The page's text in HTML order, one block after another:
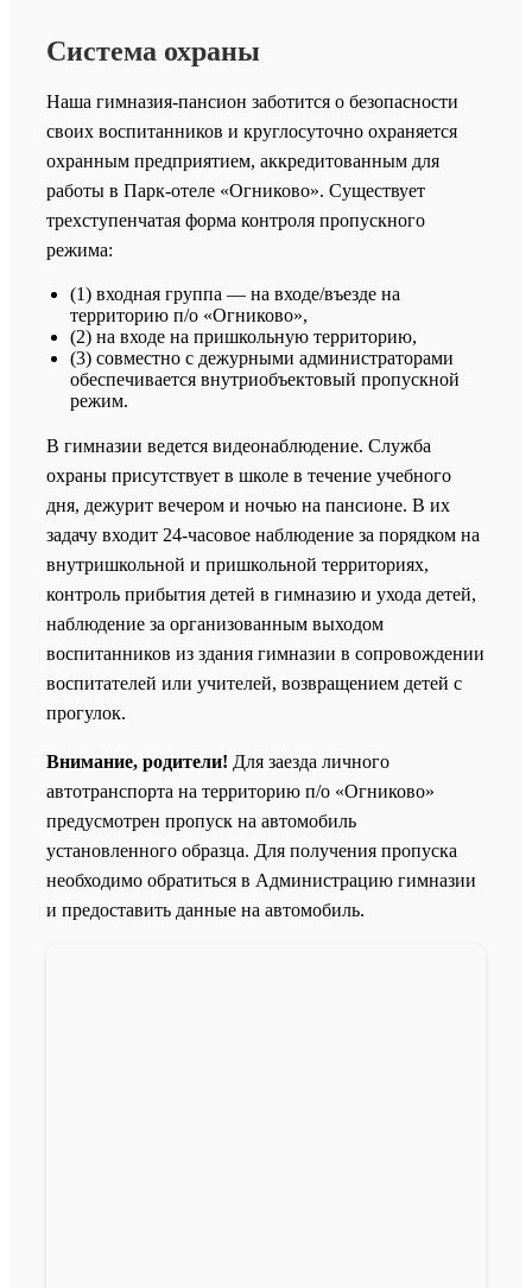
Система охраны
Наша гимназия-пансион заботится о безопасности
своих воспитанников и круглосуточно охраняется
охранным предприятием, аккредитованным для
работы в Парк-отеле «Огниково». Существует
трехступенчатая форма контроля пропускного
режима:
(1) входная группа — на входе/въезде на
территорию п/о «Огниково»,
(2) на входе на пришкольную территорию,
(3) совместно с дежурными администраторами
обеспечивается внутриобъектовый пропускной
режим.
В гимназии ведется видеонаблюдение. Служба
охраны присутствует в школе в течение учебного
дня, дежурит вечером и ночью на пансионе. В их
задачу входит 24-часовое наблюдение за порядком на
внутришкольной и пришкольной территориях,
контроль прибытия детей в гимназию и ухода детей,
наблюдение за организованным выходом
воспитанников из здания гимназии в сопровождении
воспитателей или учителей, возвращением детей с
прогулок.
Внимание, родители! Для заезда личного
автотранспорта на территорию п/о «Огниково»
предусмотрен пропуск на автомобиль
установленного образца. Для получения пропуска
необходимо обратиться в Администрацию гимназии
и предоставить данные на автомобиль.